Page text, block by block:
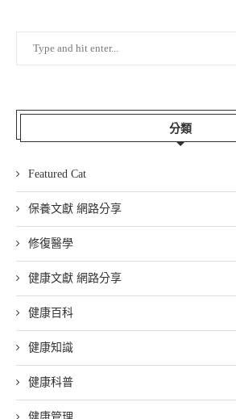
分類
Featured Cat
保養文獻 網路分享
修復醫學
健康文獻 網路分享
健康百科
健康知識
健康科普